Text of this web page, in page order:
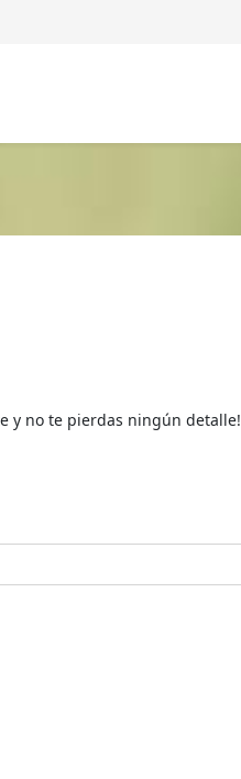
y no te pierdas ningún detalle!